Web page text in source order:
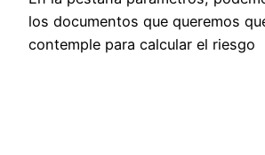
los documentos que queremos
contemple para calcular el riesgo